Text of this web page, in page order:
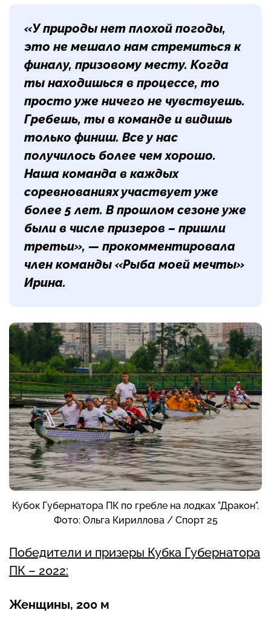
«У природы нет плохой погоды,
это не мешало нам стремиться к
финалу, призовому месту. Когда
ты находишься в процессе, то
просто уже ничего не чувствуешь.
Гребешь, ты в команде и видишь
только финиш. Все у нас
получилось более чем хорошо.
Наша команда в каждых
соревнованиях участвует уже
более 5 лет. В прошлом сезоне уже
были в числе призеров – пришли
третьи», — прокомментировала
член команды «Рыба моей мечты»
Ирина.
Кубок Губернатора ПК по гребле на лодках "Дракон".
Фото: Ольга Кириллова / Спорт 25
Победители и призеры Кубка Губернатора
ПК – 2022:
Женщины, 200 м